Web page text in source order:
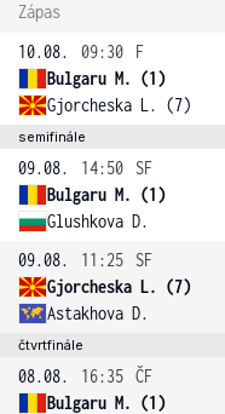
Zápas
10.08.
09:30
F
Bulgaru M. (1)
Gjorcheska L. (7)
semifinále
09.08. 14:50
SF
Bulgaru M. (1)
Glushkova D.
09.08.
11:25
SF
Gjorcheska L. (7)
Astakhova D.
čtvrtfinále
08.08. 16:35 ČF
Bulgaru M. (1)